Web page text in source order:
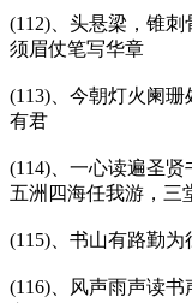
(112)、头悬梁，锥刺
须眉仗笔写华章
(113)、今朝灯火阑
有君
(114)、一心读遍圣
五洲四海任我游，三
(115)、书山有路勤为
(116)、风声雨声读